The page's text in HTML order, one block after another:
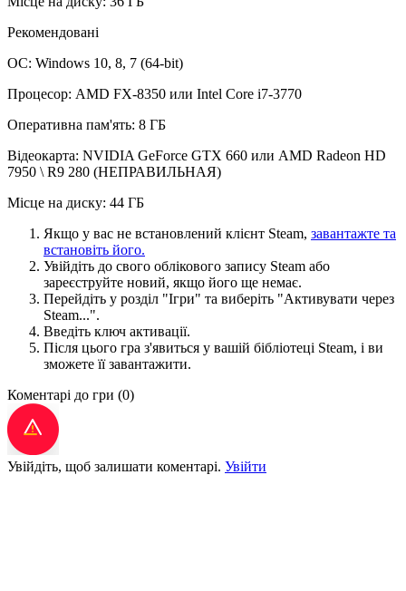
Рекомендовані
ОС: Windows 10, 8, 7 (64-bit)
Процесор: AMD FX-8350 или Intel Core i7-3770
Оперативна пам'ять: 8 ГБ
Відеокарта: NVIDIA GeForce GTX 660 или AMD Radeon HD
7950 \ R9 280 (НЕПРАВИЛЬНАЯ)
Місце на диску: 44 ГБ
Якщо у вас не встановлений клієнт Steam, завантажте та
встановіть його.
Увійдіть до свого облікового запису Steam або
зареєструйте новий, якщо його ще немає.
Перейдіть у розділ "Ігри" та виберіть "Активувати через
Steam...".
Введіть ключ активації.
Після цього гра з'явиться у вашій бібліотеці Steam, і ви
зможете її завантажити.
Коментарі до гри (0)
Увійдіть, щоб залишати коментарі. Увійти